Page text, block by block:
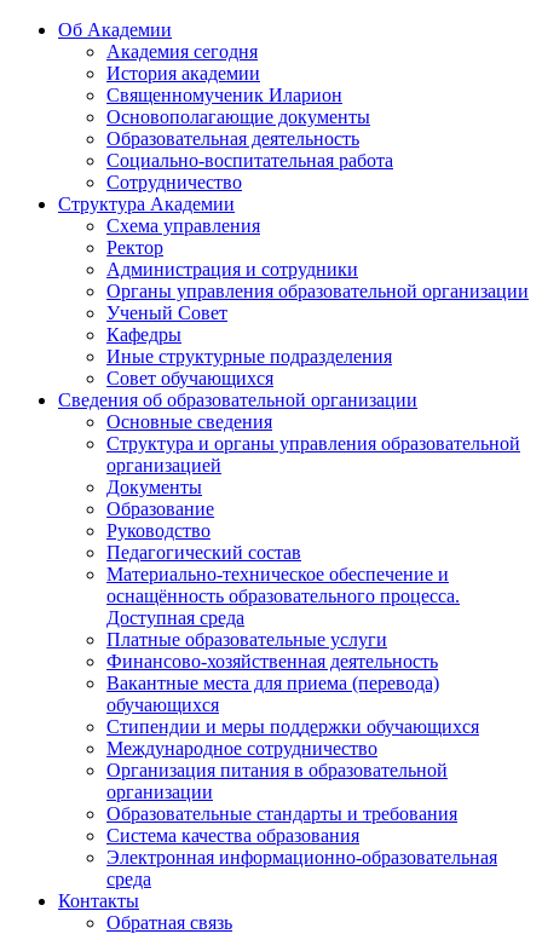
Об Академии
Академия сегодня
История академии
Священномученик Иларион
Основополагающие документы
Образовательная деятельность
Социально-воспитательная работа
Сотрудничество
Структура Академии
Схема управления
Ректор
Администрация и сотрудники
Органы управления образовательной организации
Ученый Совет
Кафедры
Иные структурные подразделения
Совет обучающихся
Сведения об образовательной организации
Основные сведения
Структура и органы управления образовательной
организацией
Документы
Образование
Руководство
Педагогический состав
Материально-техническое обеспечение и
оснащённость образовательного процесса.
Доступная среда
Платные образовательные услуги
Финансово-хозяйственная деятельность
Вакантные места для приема (перевода)
обучающихся
Стипендии и меры поддержки обучающихся
Международное сотрудничество
Организация питания в образовательной
организации
Образовательные стандарты и требования
Система качества образования
Электронная информационно-образовательная
среда
Контакты
Обратная связь